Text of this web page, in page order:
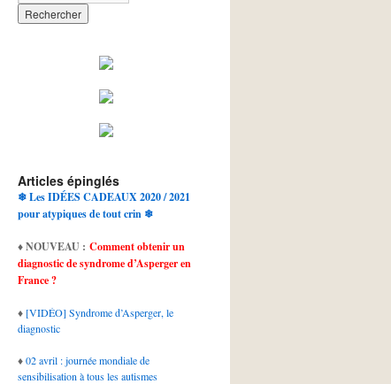
Articles épinglés
❄ Les IDÉES CADEAUX 2020 / 2021
pour atypiques de tout crin ❄
♦NOUVEAU : Comment obtenir un
diagnostic de syndrome d’Asperger en
France ?
♦ [VIDÉO] Syndrome d’Asperger, le
diagnostic
♦02 avril : journée mondiale de
sensibilisation à tous les autismes